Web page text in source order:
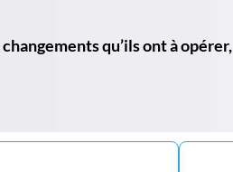
qu’ils ont à opérer,